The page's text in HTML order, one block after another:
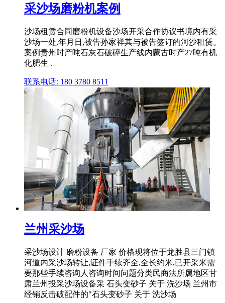
采沙场磨粉机案例
沙场租赁合同磨粉机设备沙场开采合作协议书境内有采
沙场一处,年月日,被告孙家祥其与被告签订的河沙租赁。
案例贵州时产吨石灰石破碎生产线内蒙古时产27吨有机
化肥生 .
联系电话: 180 3780 8511
兰州采沙场
采沙场设计 磨粉设备 厂家 价格现将位于龙胜县三门镇
河道内采沙场转让,证件手续齐全,全长约米,已开采米需
要那些手续咨询人咨询时间问题分类民商法所属地区甘
肃兰州投采沙场设备采 石头变砂子 关于 洗沙场 兰州市
经销反击破配件的"石头变砂子 关于 洗沙场